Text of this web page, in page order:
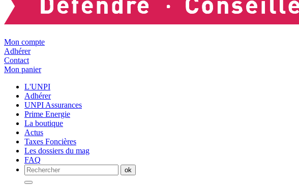
Mon compte
Adhérer
Contact
Mon panier
L'UNPI
Adhérer
UNPI Assurances
Prime Energie
La boutique
Actus
Taxes Foncières
Les dossiers du mag
FAQ